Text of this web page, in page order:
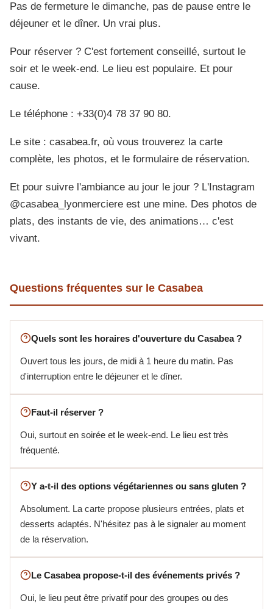
Pas de fermeture le dimanche, pas de pause entre le
déjeuner et le dîner. Un vrai plus.
Pour réserver ? C'est fortement conseillé, surtout le
soir et le week-end. Le lieu est populaire. Et pour
cause.
Le téléphone : +33(0)4 78 37 90 80.
Le site : casabea.fr, où vous trouverez la carte
complète, les photos, et le formulaire de réservation.
Et pour suivre l'ambiance au jour le jour ? L'Instagram
@casabea_lyonmerciere est une mine. Des photos de
plats, des instants de vie, des animations… c'est
vivant.
Questions fréquentes sur le Casabea
Quels sont les horaires d'ouverture du Casabea ?
Ouvert tous les jours, de midi à 1 heure du matin. Pas
d'interruption entre le déjeuner et le dîner.
Faut-il réserver ?
Oui, surtout en soirée et le week-end. Le lieu est très
fréquenté.
Y a-t-il des options végétariennes ou sans gluten ?
Absolument. La carte propose plusieurs entrées, plats et
desserts adaptés. N'hésitez pas à le signaler au moment
de la réservation.
Le Casabea propose-t-il des événements privés ?
Oui, le lieu peut être privatif pour des groupes ou des